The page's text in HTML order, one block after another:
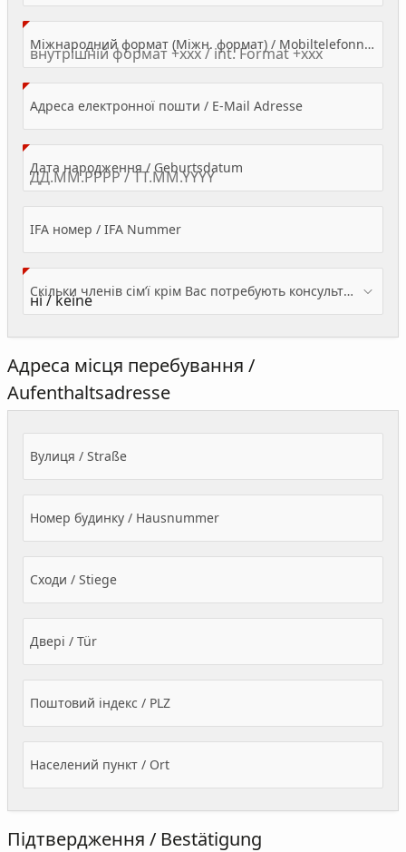
Міжнародний формат (Міжн. формат) / Mobiltelefonnummer
Адреса електронної пошти / E-Mail Adresse(Value Required)
Дата народження / Geburtsdatum
IFA номер / IFA Nummer
Скільки членів сім’ї крім Вас потребують консультації? / Wieviele Familienmitglieder brauchen Beratung - zusätzlich zu Ihnen?
Адреса місця перебування /
Aufenthaltsadresse
Вулиця / Straße
Номер будинку / Hausnummer
Сходи / Stiege
Двері / Tür
Поштовий індекс / PLZ
Населений пункт / Ort
Підтвердження / Bestätigung